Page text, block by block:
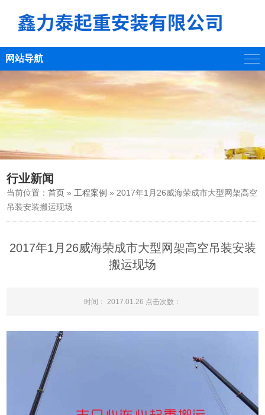
网站导航
行业新闻
当前位置：首页 »工程案例 » 2017年1月26威海荣成市大型网架高空
吊装安装搬运现场
2017年1月26威海荣成市大型网架高空吊装安装
搬运现场
时间： 2017.01.26 点击次数：